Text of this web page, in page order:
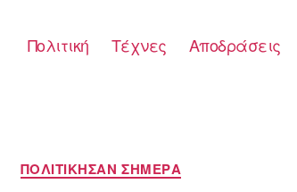
Πολιτική Τέχνες Αποδράσεις
Κατηγορίες
ΠΟΛΙΤΙΚΗΣΑΝ ΣΗΜΕΡΑ